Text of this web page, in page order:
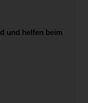
und helfen beim